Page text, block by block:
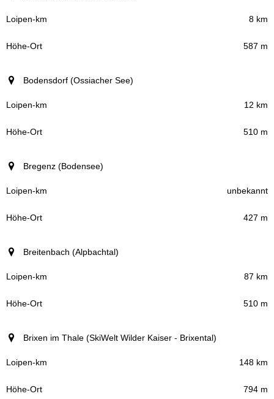
8 km
587 m
Bodensdorf (Ossiacher See)
12 km
510 m
Bregenz (Bodensee)
unbekannt
427 m
Breitenbach (Alpbachtal)
87 km
510 m
Brixen im Thale (SkiWelt Wilder Kaiser - Brixental)
148 km
794 m